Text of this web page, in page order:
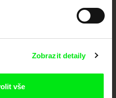
Zobrazit detaily
vše
spolupráce 7 klíčových evropských
do Doc Alliance. Naším cílem je
autorské filmy.
Alliance